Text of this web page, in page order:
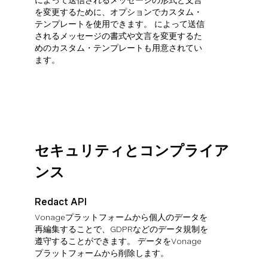
を変更するために、オプションでカスタム・
テンプレートを使用できます。 によって送信
されるメッセージの書式や文言を変更するた
めのカスタム・テンプレートも用意されてい
ます。
セキュリティとコンプライア
ンス
Redact API
Vonageプラットフォームから個人のデータを
再編集することで、GDPRなどのデータ規制を
遵守することができます。 データをVonage
プラットフォームから削除します。